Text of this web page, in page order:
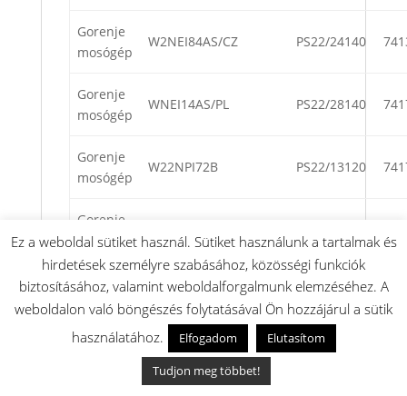
Gorenje
mosógép
W2NEI84AS/CZ PS22/24140
Gorenje
mosógép
WNEI14AS/PL PS22/28140
Gorenje
mosógép
W22NPI72B PS22/13120
Gorenje
mosógép
Gorenje
mosógép
WAM74AP PS22/23140
Gorenje
WNEI94DAPS PS22/26140
Ez a weboldal sütiket használ. Sütiket használunk a tartalmak és
hirdetések személyre szabásához, közösségi funkciók
biztosításához, valamint weboldalforgalmunk elemzéséhez. A
weboldalon való böngészés folytatásával Ön hozzájárul a sütik
használatához.
Elfogadom
Elutasítom
Tudjon meg többet!